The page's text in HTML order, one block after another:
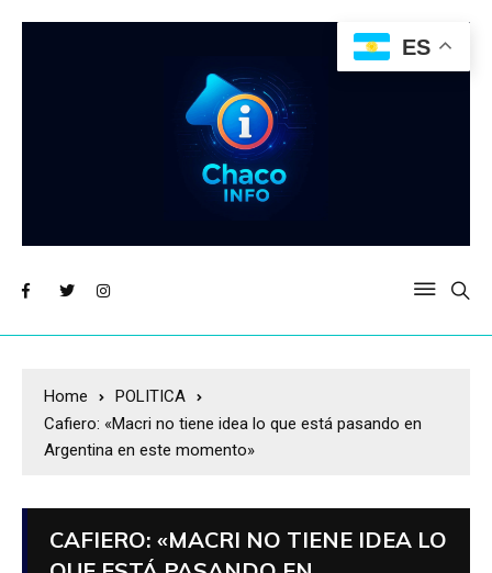
Home
POLITICA
Cafiero: «Macri no tiene idea lo que está pasando en
Argentina en este momento»
CAFIERO: «MACRI NO TIENE IDEA LO
ES